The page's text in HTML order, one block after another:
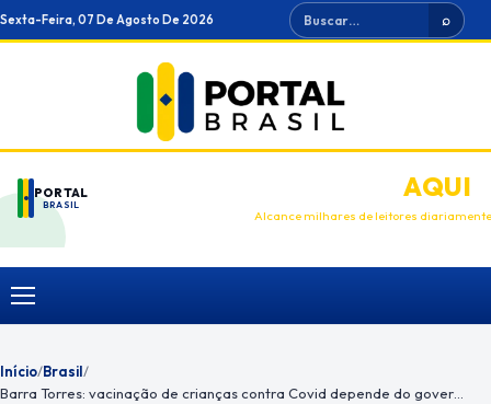
Ir
para
Sexta-Feira, 07 De Agosto De 2026 Buscar ⌕
PORTAL
BRASIL
ANUNCIEAQUI
Alcance milhares de leitores diariamente
Menu
Início/Brasil/